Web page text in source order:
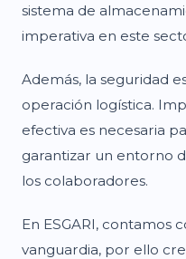
sistema de
imperativa en este
Además, la seguridad
operación logística.
efectiva es necesaria
garantizar un entorno
los colaboradores.
En ESGARI, contamos
vanguardia, por ello